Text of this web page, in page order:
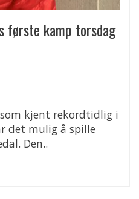
første kamp torsdag
kjent rekordtidlig i
det mulig å spille
Den..